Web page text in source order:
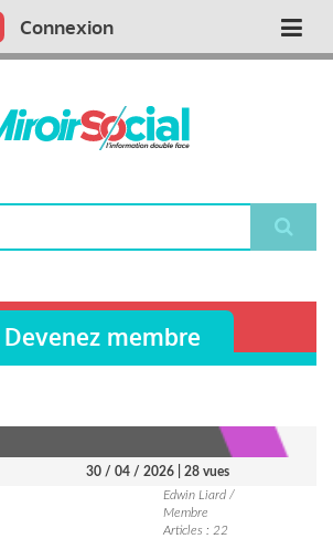
Connexion
Devenez membre
30 / 04 / 2026
| 28 vues
Edwin Liard /
Membre
Articles : 22